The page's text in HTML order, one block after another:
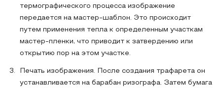
термографического процесса изображение
передается на мастер-шаблон. Это происходит
путем применения тепла к определенным участкам
мастер-пленки, что приводит к затвердению или
открытию пор на этом участке.
Печать изображения. После создания трафарета он
устанавливается на барабан ризографа. Затем бумага